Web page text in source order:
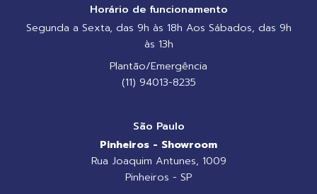
Horário de funcionamento
Segunda a Sexta, das 9h às 18h Aos Sábados, das 9h
às 13h
Plantão/Emergência
(11) 94013-8235
São Paulo
Pinheiros - Showroom
Rua Joaquim Antunes, 1009
Pinheiros - SP